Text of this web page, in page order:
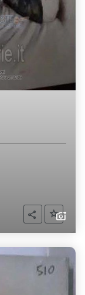
Condividi